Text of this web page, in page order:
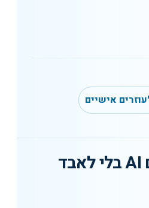
ניהול מייל עם AI בלי לאבד